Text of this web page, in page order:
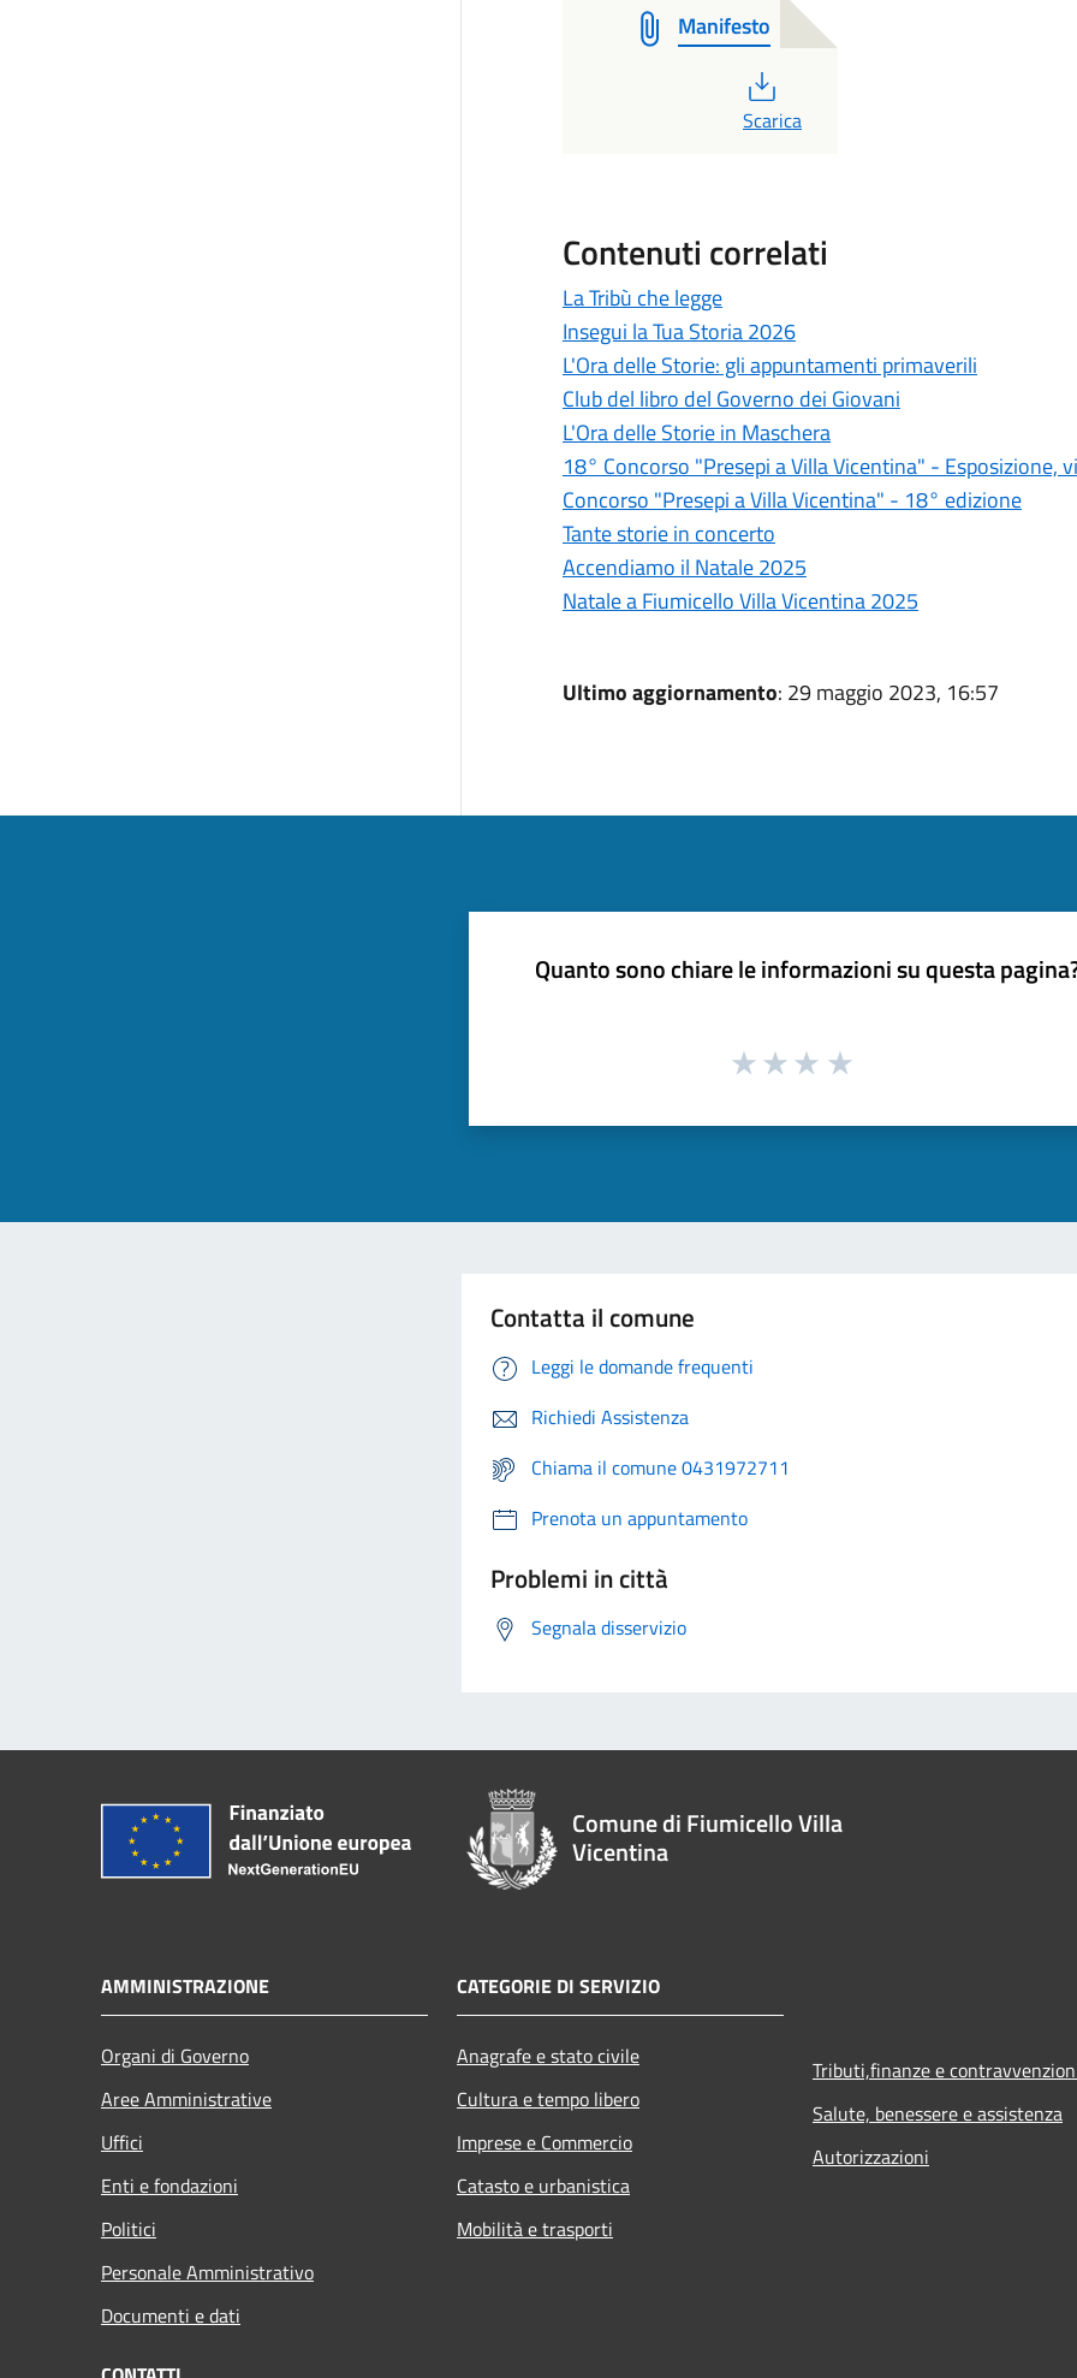
Manifesto
PDF
Scarica
Contenuti correlati
La Tribù che legge
Insegui la Tua Storia 2026
L'Ora delle Storie: gli appuntamenti primaverili
Club del libro del Governo dei Giovani
L'Ora delle Storie in Maschera
18° Concorso "Presepi a Villa Vicentina" - Esposizione,
Concorso "Presepi a Villa Vicentina" - 18° edizione
Tante storie in concerto
Accendiamo il Natale 2025
Natale a Fiumicello Villa Vicentina 2025
Ultimo aggiornamento: 29 maggio 2023, 16:57
Quanto sono chiare le informazioni su questa
Contatta il comune
Leggi le domande frequenti
Richiedi Assistenza
Chiama il comune 0431972711
Prenota un appuntamento
Problemi in città
Segnala disservizio
Comune di Fiumicello Villa
Vicentina
AMMINISTRAZIONE
Organi di Governo
Aree Amministrative
Uffici
Enti e fondazioni
Politici
Personale Amministrativo
Documenti e dati
CATEGORIE DI SERVIZIO
Anagrafe e stato civile
Cultura e tempo libero
Imprese e Commercio
Catasto e urbanistica
Mobilità e trasporti
Tributi,finanze e
Salute, benessere e assistenza
Autorizzazioni